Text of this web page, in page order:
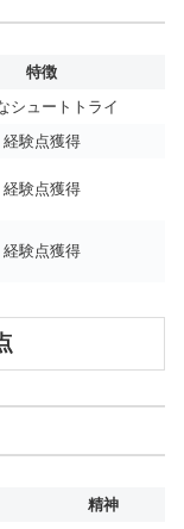
特徴
シュートトライ
経験点獲得
経験点獲得
経験点獲得
精神